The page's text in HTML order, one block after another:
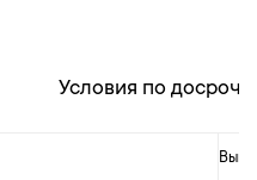
Условия по